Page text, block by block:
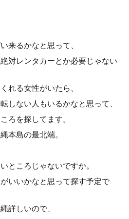
来るかなと思って、
対レンタカーとか必要じゃない
れる女性がいたら、
しない人もいるかなと思って、
ろを探してます。
本島の最北端。
ところじゃないですか。
いいかなと思って探す予定で
詳しいので、